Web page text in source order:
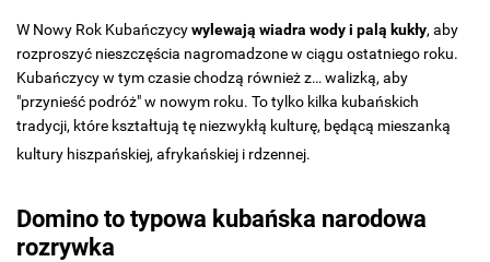
W Nowy Rok Kubańczycywylewają wiadra wody i palą kukły, aby
rozproszyć nieszczęścia nagromadzone w ciągu ostatniego roku.
Kubańczycy w tym czasie chodzą również z… walizką, aby
"przynieść podróż" w nowym roku. To tylko kilka kubańskich
tradycji, które kształtują tę niezwykłą kulturę, będącą mieszanką
kultury hiszpańskiej, afrykańskiej i rdzennej.
Domino to typowa kubańska narodowa
rozrywka